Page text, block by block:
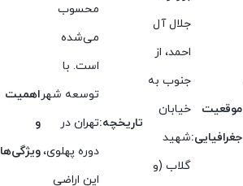
موقعیت
جغرافیایی:
جلال آل
احمد، از
جنوب به
خیابان
شهید
گلاب (و
تاریخچه:
محسوب
می‌شده
است. با
توسعه شهر
تهران در
دوره پهلوی،
این اراضی
اهمیت
و